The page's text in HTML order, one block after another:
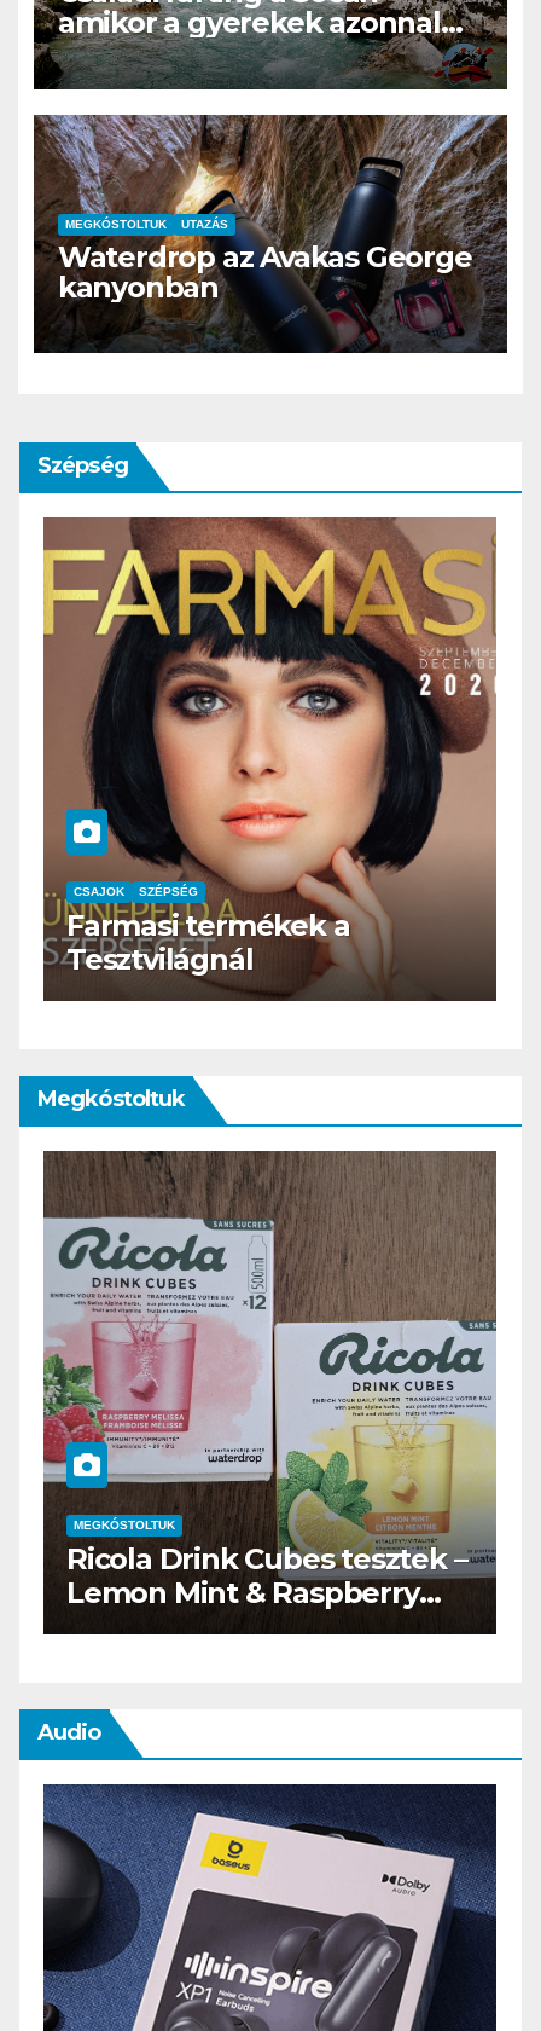
amikor a gyerekek azonnal
kértek volna még egy kört
MEGKÓSTOLTUK UTAZÁS
Waterdrop az Avakas George
kanyonban
Szépség
CSAJOK SZÉPSÉG
HERBioticum
Megkóstoltuk
MEGKÓSTOLTUK
Waterdrop üdítő kapszula
teszt
Audio